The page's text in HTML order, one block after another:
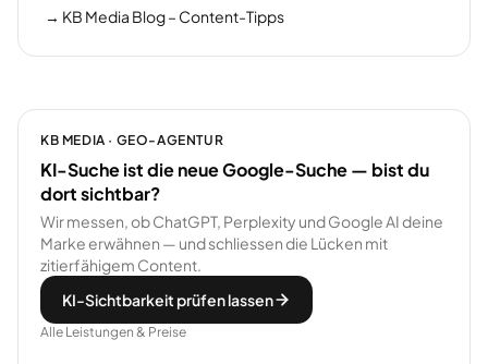
→ KB Media Blog – Content-Tipps
KB MEDIA · GEO-AGENTUR
KI-Suche ist die neue Google-Suche — bist du
dort sichtbar?
Wir messen, ob ChatGPT, Perplexity und Google AI deine
Marke erwähnen — und schliessen die Lücken mit
zitierfähigem Content.
KI-Sichtbarkeit prüfen lassen
Alle Leistungen & Preise